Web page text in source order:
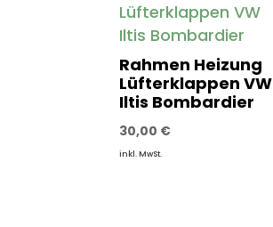
Rahmen Heizung
Lüfterklappen VW
Iltis Bombardier
30,00 €
inkl. MwSt.